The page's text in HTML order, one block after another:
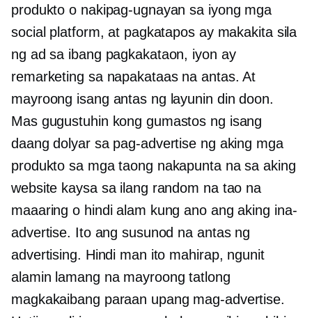
produkto o nakipag-ugnayan sa iyong mga
social platform, at pagkatapos ay makakita sila
ng ad sa ibang pagkakataon, iyon ay
remarketing sa napakataas na antas. At
mayroong isang antas ng layunin din doon.
Mas gugustuhin kong gumastos ng isang
daang dolyar sa pag-advertise ng aking mga
produkto sa mga taong nakapunta na sa aking
website kaysa sa ilang random na tao na
maaaring o hindi alam kung ano ang aking ina-
advertise. Ito ang susunod na antas ng
advertising. Hindi man ito mahirap, ngunit
alamin lamang na mayroong tatlong
magkakaibang paraan upang mag-advertise.